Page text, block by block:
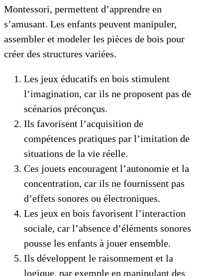
Montessori, permettent d’apprendre en
s’amusant. Les enfants peuvent manipuler,
assembler et modeler les pièces de bois pour
créer des structures variées.
Les jeux éducatifs en bois stimulent
l’imagination, car ils ne proposent pas de
scénarios préconçus.
Ils favorisent l’acquisition de
compétences pratiques par l’imitation de
situations de la vie réelle.
Ces jouets encouragent l’autonomie et la
concentration, car ils ne fournissent pas
d’effets sonores ou électroniques.
Les jeux en bois favorisent l’interaction
sociale, car l’absence d’éléments sonores
pousse les enfants à jouer ensemble.
Ils développent le raisonnement et la
logique, par exemple en manipulant des